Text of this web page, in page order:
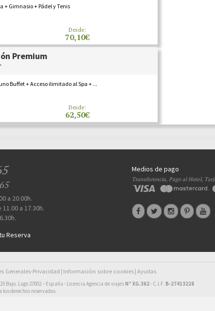
+ Gimnasio + Pádel y Tenis
Desde:
70,10€
Premium
Buffet + Acceso ilimitado al Spa + ...
Desde:
62,50€
a 20.00h.
a 17.30h.
Reserva
Medios de pago
Transferencia, Pago al Hotel,
Generales-Privacidad | Información sobre cookies | Ayudas
Bajo. Lugo 27002 – España - Licencia Agencia de viajes N° XG.362- C.I.F. B-27413228
los derechos reservados